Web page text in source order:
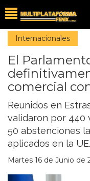
Internacionales
El
comercial
Reunidos en
validaron por 440
50 abstenciones
aplicados en la UE.
Martes 16 de Junio de